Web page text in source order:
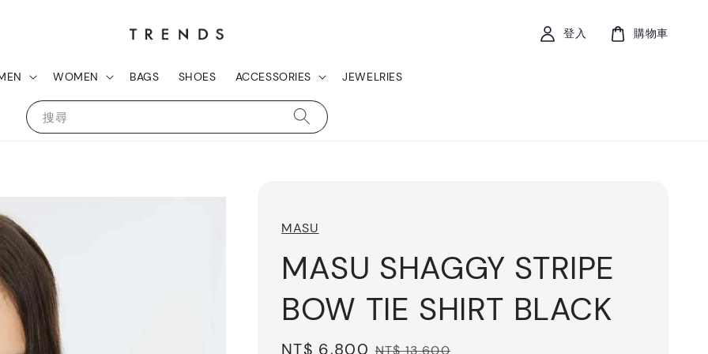
搜尋
WOMEN BAGS SHOES ACCESSORIES JEWELRIES
登入 購物車
MASU
MASU SHAGGY STRIPE
BOW TIE SHIRT BLACK
Sale
NT$ 6,800 Regular
NT$ 13,600